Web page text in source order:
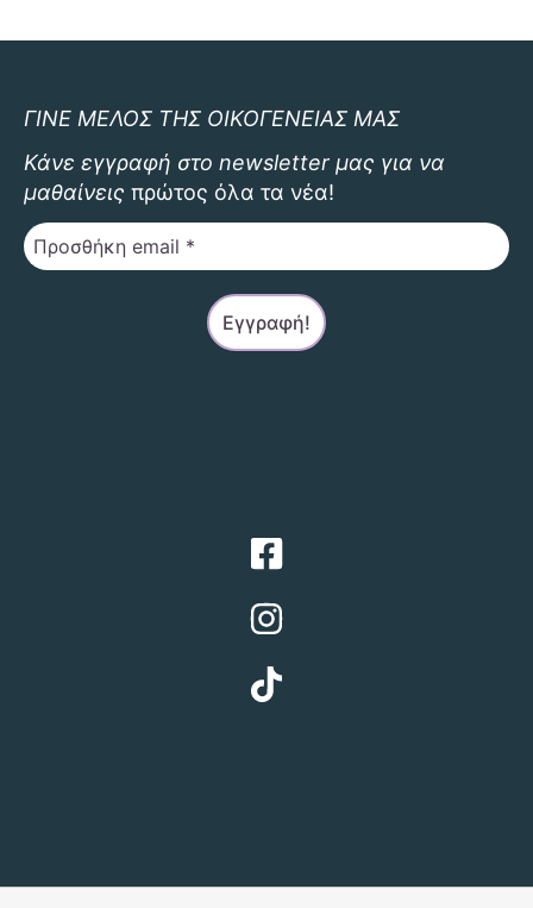
ΓΙΝΕ ΜΕΛΟΣ ΤΗΣ ΟΙΚΟΓΕΝΕΙΑΣ ΜΑΣ
Κάνε εγγραφή στο newsletter μας για να
μαθαίνεις πρώτος όλα τα νέα!